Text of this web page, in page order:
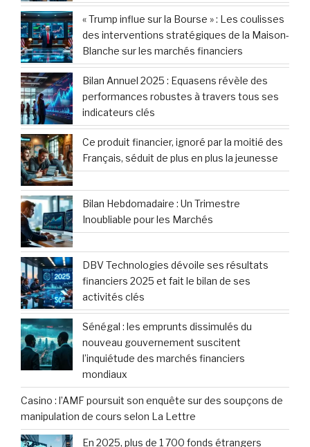
« Trump influe sur la Bourse » : Les coulisses
des interventions stratégiques de la Maison-
Blanche sur les marchés financiers
Bilan Annuel 2025 : Equasens révèle des
performances robustes à travers tous ses
indicateurs clés
Ce produit financier, ignoré par la moitié des
Français, séduit de plus en plus la jeunesse
Bilan Hebdomadaire : Un Trimestre
Inoubliable pour les Marchés
DBV Technologies dévoile ses résultats
financiers 2025 et fait le bilan de ses
activités clés
Sénégal : les emprunts dissimulés du
nouveau gouvernement suscitent
l’inquiétude des marchés financiers
mondiaux
Casino : l’AMF poursuit son enquête sur des soupçons de
manipulation de cours selon La Lettre
En 2025, plus de 1 700 fonds étrangers